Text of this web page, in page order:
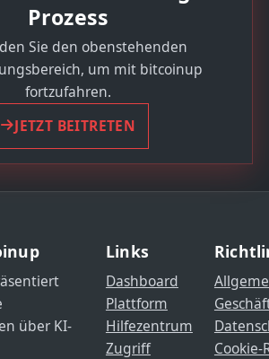
Prozess
Sie den obenstehenden
um mit bitcoinup
fortzufahren.
JETZT BEITRETEN
über KI-
Links
Dashboard
Plattform
Hilfezentrum
Zugriff